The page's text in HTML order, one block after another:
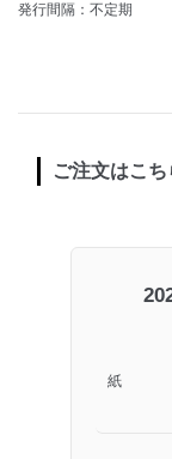
発行間隔：不定期
ご注文はこち
紙